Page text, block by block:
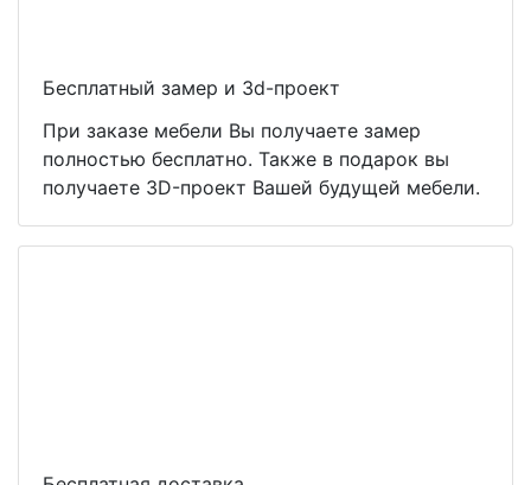
Бесплатный замер и 3d-проект
При заказе мебели Вы получаете замер
полностью бесплатно. Также в подарок вы
получаете 3D-проект Вашей будущей мебели.